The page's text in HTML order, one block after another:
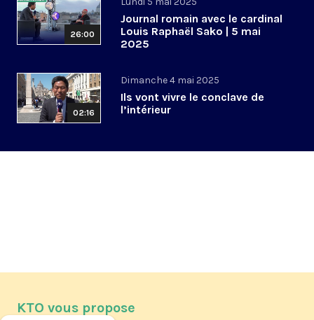
26:00
Journal romain avec le cardinal
Louis Raphaël Sako | 5 mai
2025
02:16
Dimanche 4 mai 2025
Ils vont vivre le conclave de
l’intérieur
KTO vous propose